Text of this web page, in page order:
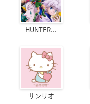
HUNTER...
サンリオ